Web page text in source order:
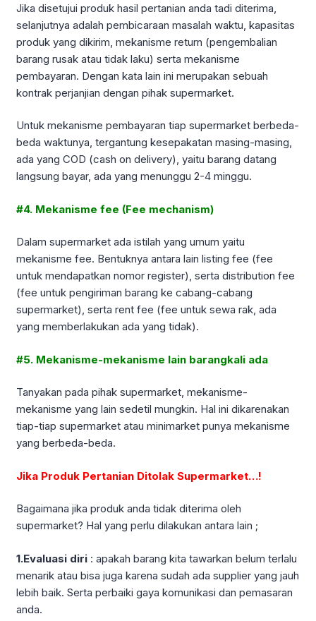
Jika disetujui produk hasil pertanian anda tadi diterima,
selanjutnya adalah pembicaraan masalah waktu, kapasitas
produk yang dikirim, mekanisme return (pengembalian
barang rusak atau tidak laku) serta mekanisme
pembayaran. Dengan kata lain ini merupakan sebuah
kontrak perjanjian dengan pihak supermarket.
Untuk mekanisme pembayaran tiap supermarket berbeda-
beda waktunya, tergantung kesepakatan masing-masing,
ada yang COD (cash on delivery), yaitu barang datang
langsung bayar, ada yang menunggu 2-4 minggu.
#4. Mekanisme fee (Fee mechanism)
Dalam supermarket ada istilah yang umum yaitu
mekanisme fee. Bentuknya antara lain listing fee (fee
untuk mendapatkan nomor register), serta distribution fee
(fee untuk pengiriman barang ke cabang-cabang
supermarket), serta rent fee (fee untuk sewa rak, ada
yang memberlakukan ada yang tidak).
#5. Mekanisme-mekanisme lain barangkali ada
Tanyakan pada pihak supermarket, mekanisme-
mekanisme yang lain sedetil mungkin. Hal ini dikarenakan
tiap-tiap supermarket atau minimarket punya mekanisme
yang berbeda-beda.
Jika Produk Pertanian Ditolak Supermarket…!
Bagaimana jika produk anda tidak diterima oleh
supermarket? Hal yang perlu dilakukan antara lain ;
1.Evaluasi diri : apakah barang kita tawarkan belum terlalu
menarik atau bisa juga karena sudah ada supplier yang jauh
lebih baik. Serta perbaiki gaya komunikasi dan pemasaran
anda.